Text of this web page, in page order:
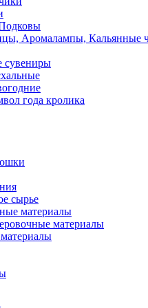
Аромалампы, Кальянные
сувениры
года кролика
сырье
материалы
материалы